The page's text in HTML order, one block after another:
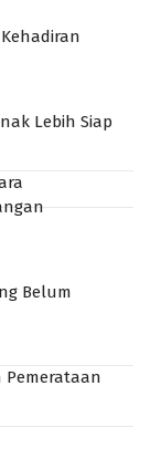
Lebih Siap
Belum
Pemerataan